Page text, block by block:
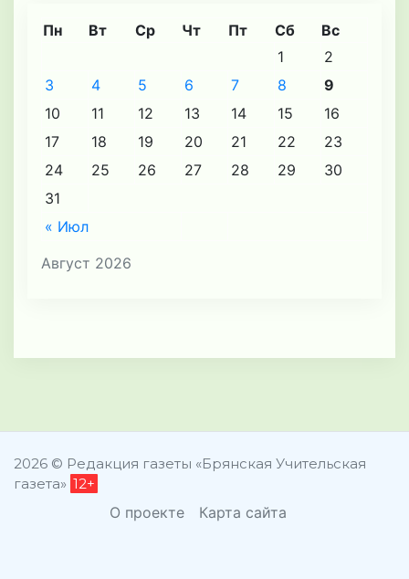
Август 2026
Пн Вт Ср Чт Пт Сб Вс
« Июл
1
2
3
4 5 6 7 8
9
10
11 12 13 14 15
16
17
18 19 20 21 22
23
24
25 26 27 28 29
30
31
2026 © Редакция газеты «Брянская Учительская
газета» 12+
О проекте Карта сайта